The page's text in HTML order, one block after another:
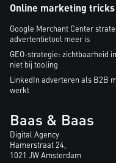
Online marketing tricks
Google Merchant Center
advertentietool meer is
GEO-strategie: zichtbaarheid
niet bij tooling
LinkedIn adverteren als B2B
werkt
Baas & Baas
Digital Agency
Hamerstraat 24,
1021 JW Amsterdam